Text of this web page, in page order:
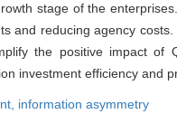
stage of the
and reducing agency
the positive impact of
investment efficiency and
information asymmetry